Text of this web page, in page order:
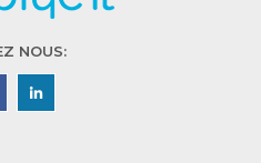
NOUS: